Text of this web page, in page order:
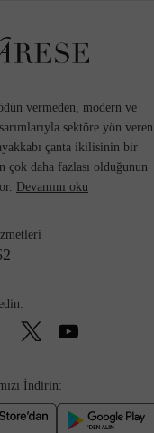
vermeden, modern ve
sektöre yön veren
çanta ikilisinin bir
çok daha fazlası olduğunun
Devamını oku
İndirin: